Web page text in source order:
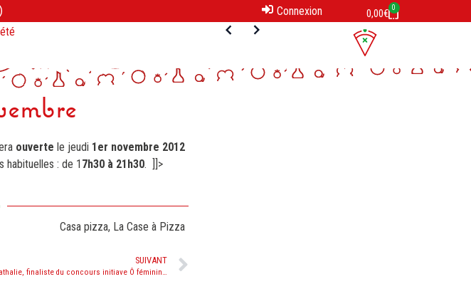
Connexion 0,00€ 0
jour même.
ouverte le jeudi 1er novembre 2012
habituelles : de 1 7h30 à 21h30. ]]>
Casa pizza, La Case à Pizza
SUIVANT
Nathalie, finaliste du concours initiave Ô féminin 2012